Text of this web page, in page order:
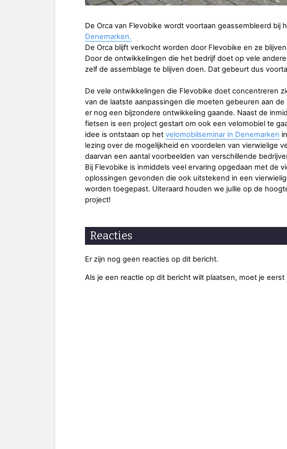
De Orca van Flevobike wordt voortaan geassembleerd bij
Denemarken.
De Orca blijft verkocht worden door Flevobike en ze
Door de ontwikkelingen die het bedrijf doet op vele
zelf de assemblage te blijven doen. Dat gebeurt dus
De vele ontwikkelingen die Flevobike doet concentreren
van de laatste aanpassingen die moeten gebeuren aan de
er nog een bijzondere ontwikkeling gaande. Naast de
fietsen is een project gestart om ook een velomobiel te
idee is ontstaan op het velomobilseminar in Denemarken
lezing over de mogelijkheid en voordelen van vierwielige
daarvan een aantal voorbeelden van verschillende
Bij Flevobike is inmiddels veel ervaring opgedaan met de
oplossingen gevonden die ook uitstekend in een
worden toegepast. Uiteraard houden we jullie op de
project!
Reacties
Er zijn nog geen reacties op dit bericht.
Als je een reactie op dit bericht wilt plaatsen, moet je eerst